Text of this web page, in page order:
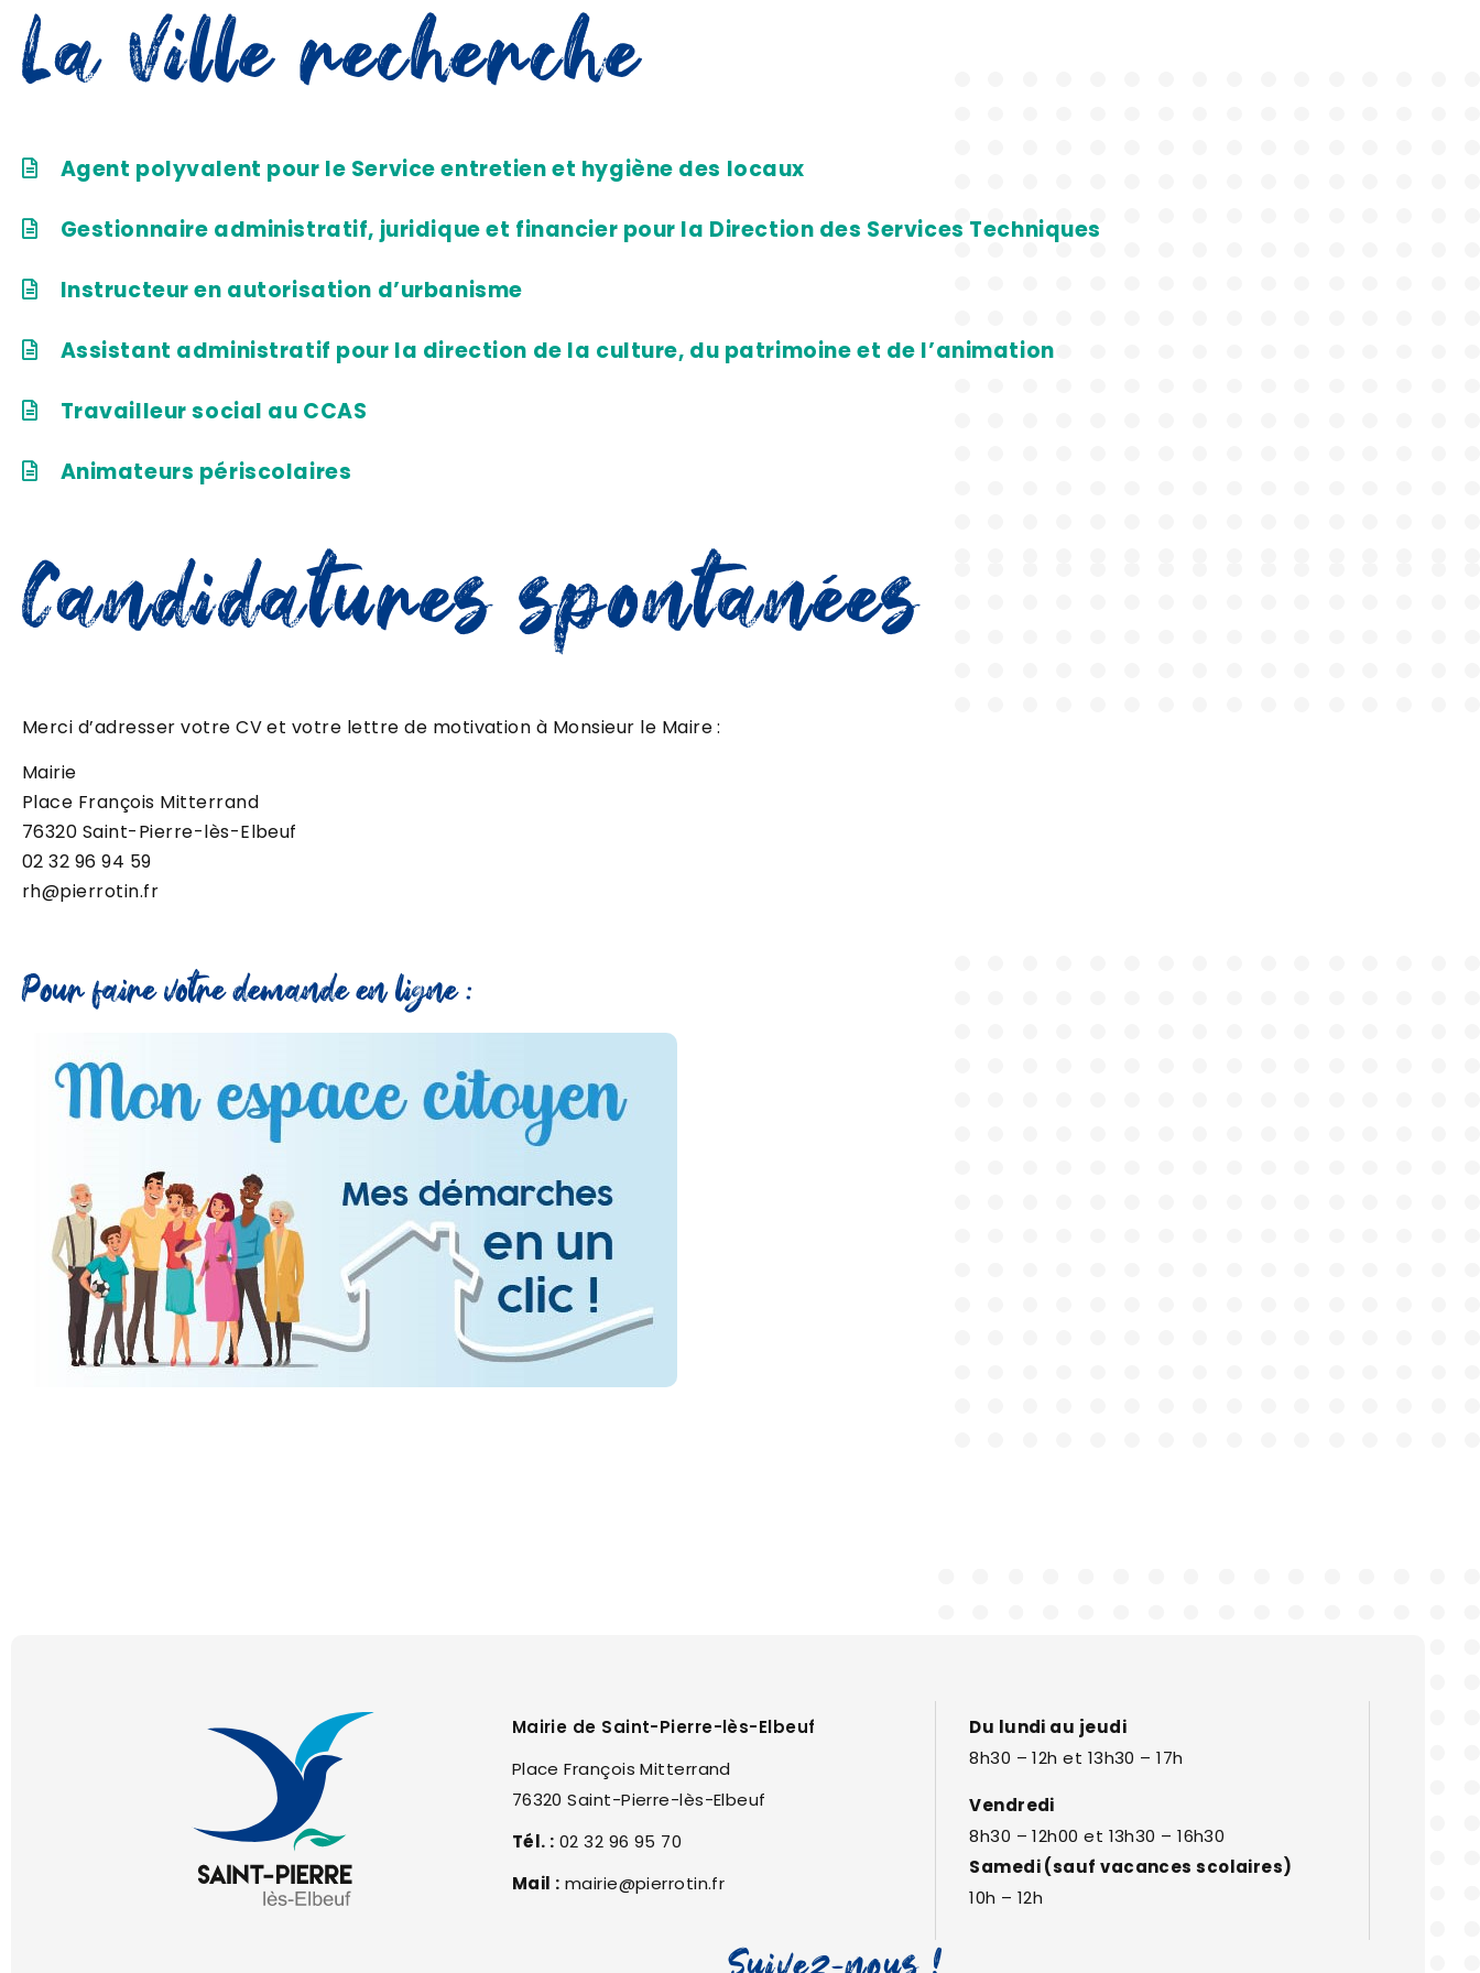
La Ville recherche
Agent polyvalent pour le Service entretien et hygiène des locaux
Gestionnaire administratif, juridique et financier pour la Direction des Services Techniques
Instructeur en autorisation d’urbanisme
Assistant administratif pour la direction de la culture, du patrimoine et de l’animation
Travailleur social au CCAS
Animateurs périscolaires
Candidatures spontanées
Merci d’adresser votre CV et votre lettre de motivation à Monsieur le Maire :
Mairie
Place François Mitterrand
76320 Saint-Pierre-lès-Elbeuf
02 32 96 94 59
rh@pierrotin.fr
Pour faire votre demande en ligne :
Mairie de Saint-Pierre-lès-Elbeuf
Place François Mitterrand
76320 Saint-Pierre-lès-Elbeuf
Tél. : 02 32 96 95 70
Mail : mairie@pierrotin.fr
Du lundi au jeudi
8h30 – 12h et 13h30 – 17h
Vendredi
8h30 – 12h00 et 13h30 – 16h30
Samedi (sauf vacances scolaires)
10h – 12h